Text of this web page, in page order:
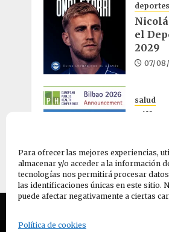
Para ofrecer las mejores experiencias,
almacenar y/o acceder a la información
tecnologías nos permitirá procesar
las identificaciones únicas en este sitio.
puede afectar negativamente a ciertas
Política de cookies
deportes
el
2029
07/
salud
06/